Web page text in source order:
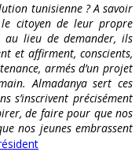
tunisienne ? A savoir
citoyen de leur propre
au lieu de demander, ils
et affirment, conscients,
armés d’un projet
Almadanya sert ces
s’inscrivent précisément
de faire pour que nos
nos jeunes embrassent